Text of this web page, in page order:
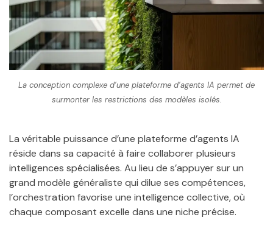
La conception complexe d’une plateforme d’agents IA permet de
surmonter les restrictions des modèles isolés.
La véritable puissance d’une plateforme d’agents IA
réside dans sa capacité à faire collaborer plusieurs
intelligences spécialisées. Au lieu de s’appuyer sur un
grand modèle généraliste qui dilue ses compétences,
l’orchestration favorise une intelligence collective, où
chaque composant excelle dans une niche précise.